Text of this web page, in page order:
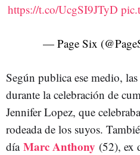
https://t.co/UcgSI9JTyD
— Page Six
Según publica ese medio,
durante la celebración de
Jennifer Lopez, que
rodeada de los suyos.
día Marc Anthony (52), ex